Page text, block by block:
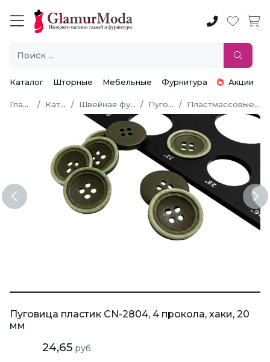
Каталог Шторные Мебельные Фурнитура Акции
Главная Каталог Швейная фурнитура Пуговицы Пластмассовые пуговицы
Previous
Пуговица пластик CN-2804, 4 прокола, хаки, 20
мм
24,65 руб.